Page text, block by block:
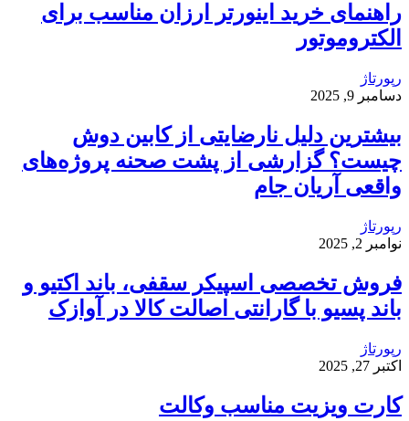
راهنمای خرید اینورتر ارزان مناسب برای
الکتروموتور
رپورتاژ
دسامبر 9, 2025
بیشترین دلیل نارضایتی از کابین دوش
چیست؟ گزارشی از پشت صحنه پروژه‌های
واقعی آریان جام
رپورتاژ
نوامبر 2, 2025
فروش تخصصی اسپیکر سقفی، باند اکتیو و
باند پسیو با گارانتی اصالت کالا در آوازک
رپورتاژ
اکتبر 27, 2025
کارت ویزیت مناسب وکالت